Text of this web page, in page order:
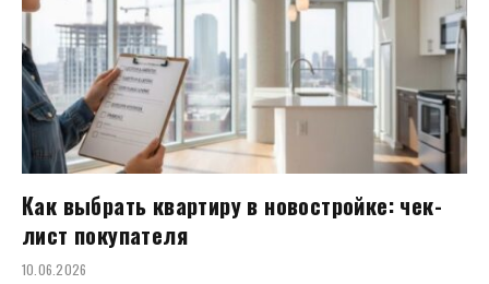
Как выбрать квартиру в новостройке: чек-
лист покупателя
10.06.2026